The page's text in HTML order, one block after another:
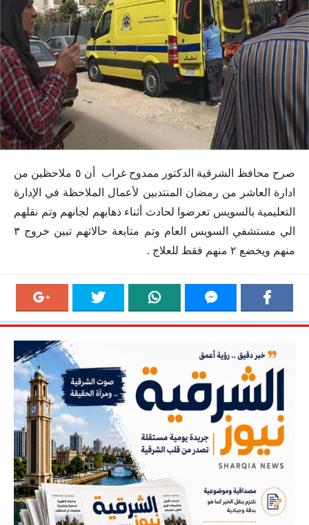
صرح محافظ الشرقية الدكتور ممدوح غراب أن ٥ ملاحظين من
ادارة العاشر من رمضان المنتدبين لأعمال الملاحظة في الإدارة
التعليمية بالسويس تعرضوا لحادث أثناء ذهابهم لجانهم وتم نقلهم
الي مستشفي السويس العام وتم متابعة حالاتهم تبين خروج ٣
منهم ويخضع ٢ منهم فقط للعلاج .